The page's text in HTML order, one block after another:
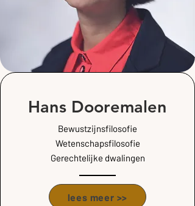
Hans Dooremalen
Bewustzijnsfilosofie
Wetenschapsfilosofie
Gerechtelijke dwalingen
lees meer >>